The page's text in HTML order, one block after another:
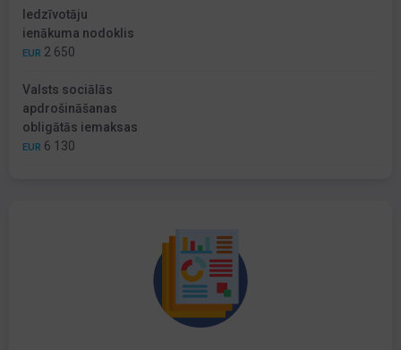
Iedzīvotāju
ienākuma nodoklis
EUR 2 650
Valsts sociālās
apdrošināšanas
obligātās iemaksas
EUR 6 130